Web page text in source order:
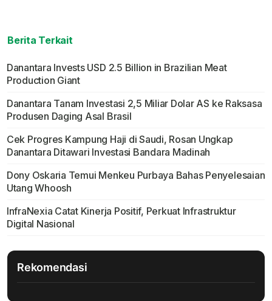
Berita Terkait
Danantara Invests USD 2.5 Billion in Brazilian Meat
Production Giant
Danantara Tanam Investasi 2,5 Miliar Dolar AS ke Raksasa
Produsen Daging Asal Brasil
Cek Progres Kampung Haji di Saudi, Rosan Ungkap
Danantara Ditawari Investasi Bandara Madinah
Dony Oskaria Temui Menkeu Purbaya Bahas Penyelesaian
Utang Whoosh
InfraNexia Catat Kinerja Positif, Perkuat Infrastruktur
Digital Nasional
Rekomendasi